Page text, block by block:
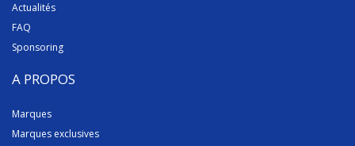
Actualités
FAQ
Sponsoring
A PROPOS
Marques
Marques exclusives